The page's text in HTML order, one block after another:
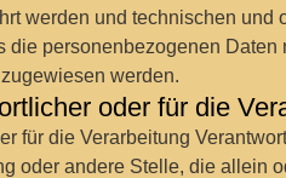
werden und technischen
die personenbezogenen
werden.
oder für die
für die Verarbeitung
oder andere Stelle, die allein